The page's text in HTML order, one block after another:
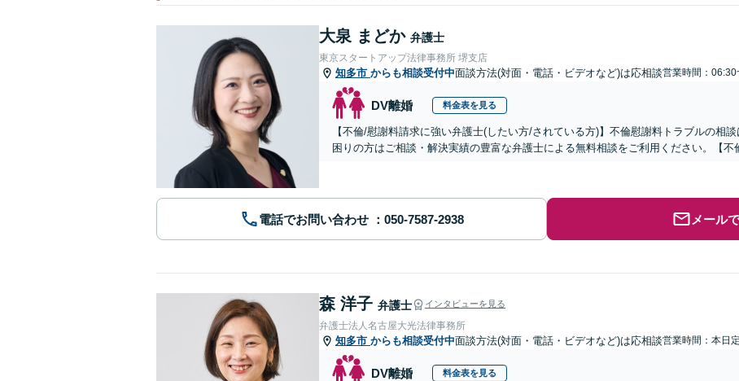
大泉 まどか 弁護士
東京スタートアップ法律事務所 堺支店
知多市 からも相談受付中面談方法(対面・電話・ビデオなど)は応相談営業時間：
DV離婚 料金表を見る
【不倫/慰謝料請求に強い弁護士(したい方/されている方)】不倫慰謝料トラブルの相
困りの方はご相談・解決実績の豊富な弁護士による無料相談をご利用ください。【不
電話でお問い合わせ メール
森 洋子 弁護士 インタビューを見る
弁護士法人名古屋大光法律事務所
知多市 からも相談受付中面談方法(対面・電話・ビデオなど)は応相談営業時間：本日
DV離婚 料金表を見る